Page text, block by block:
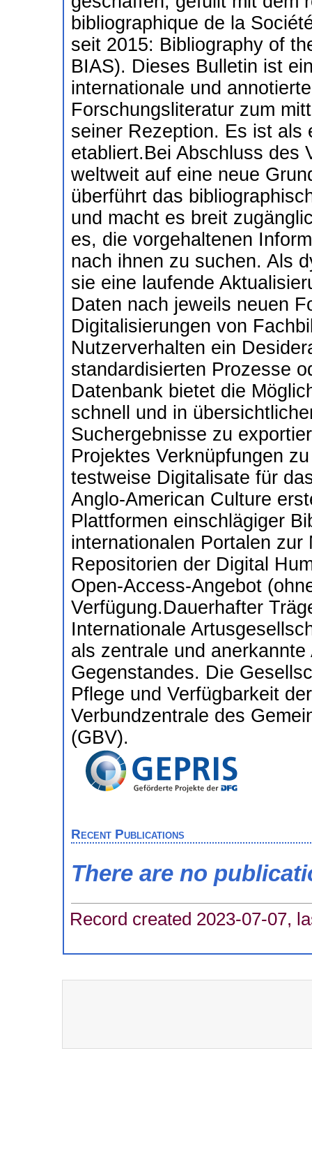
bibliographique de la
seit 2015: Bibliography of
BIAS). Dieses Bulletin ist
internationale und
Forschungsliteratur zum
seiner Rezeption. Es ist als
etabliert.Bei Abschluss des
weltweit auf eine neue
überführt das
und macht es breit
es, die vorgehaltenen
nach ihnen zu suchen. Als
sie eine laufende
Daten nach jeweils neuen
Digitalisierungen von
Nutzerverhalten ein
standardisierten Prozesse
Datenbank bietet die
schnell und in
Suchergebnisse zu
Projektes Verknüpfungen
testweise Digitalisate für
Anglo-American Culture
Plattformen einschlägiger
internationalen Portalen
Repositorien der Digital
Open-Access-Angebot
Verfügung.Dauerhafter
Internationale
als zentrale und
Gegenstandes. Die
Pflege und Verfügbarkeit
Verbundzentrale des
(GBV).
Recent Publications
There are no
Record created 2023-07-07,